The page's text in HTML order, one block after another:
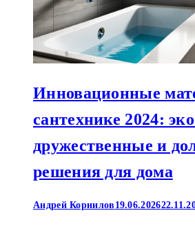
Инновационные
сантехнике 2024:
дружественные и
решения для дома
Андрей Корнилов 19.06.2026